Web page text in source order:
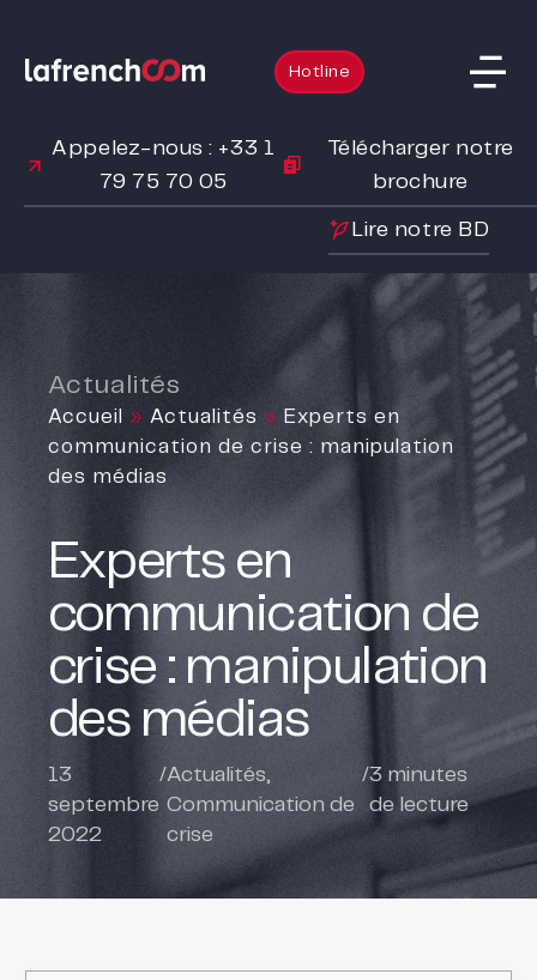
Hotline
Appelez-nous : +33 1
79 75 70 05
Télécharger notre
brochure
Lire notre BD
Actualités
Accueil » Actualités » Experts en
communication de crise : manipulation
des médias
Experts en
communication de
crise : manipulation
des médias
13
septembre
2022
/Actualités,
Communication de
crise
/3 minutes
de lecture